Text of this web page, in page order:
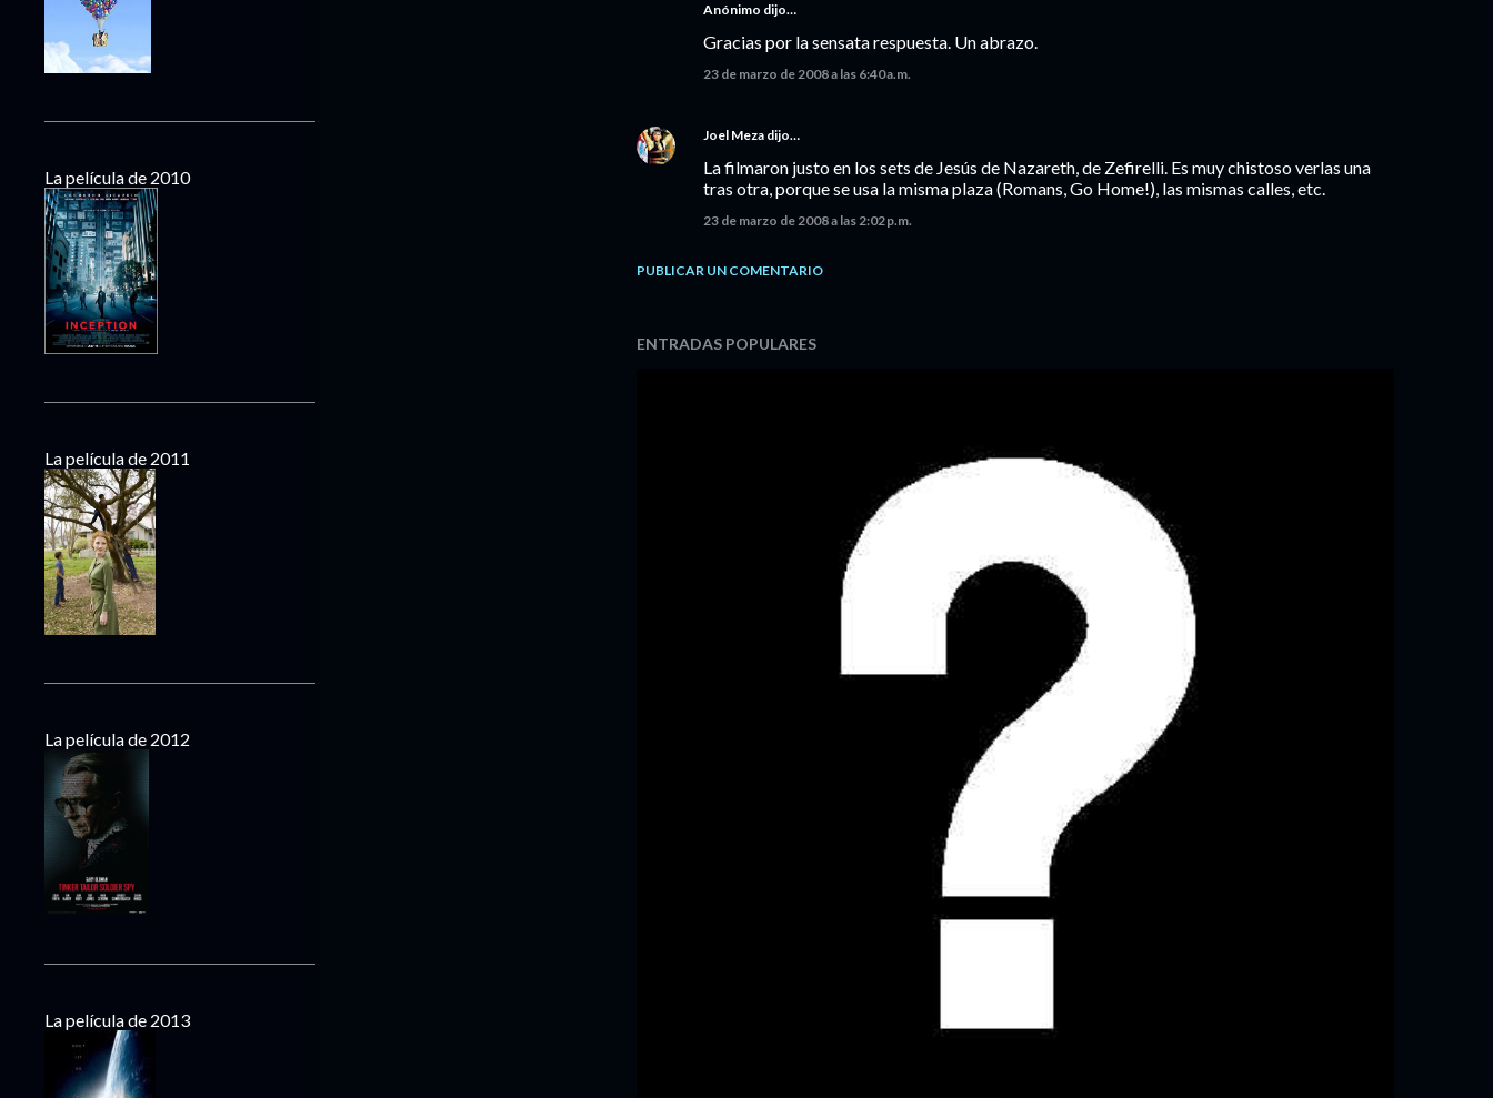
Anónimo dijo…
Gracias por la sensata respuesta. Un abrazo.
23 de marzo de 2008 a las 6:40 a.m.
Joel Meza dijo…
La filmaron justo en los sets de Jesús de Nazareth, de Zefirelli. Es muy chistoso verlas una
tras otra, porque se usa la misma plaza (Romans, Go Home!), las mismas calles, etc.
23 de marzo de 2008 a las 2:02 p.m.
PUBLICAR UN COMENTARIO
ENTRADAS POPULARES
La película de 2010
La película de 2011
La película de 2012
La película de 2013